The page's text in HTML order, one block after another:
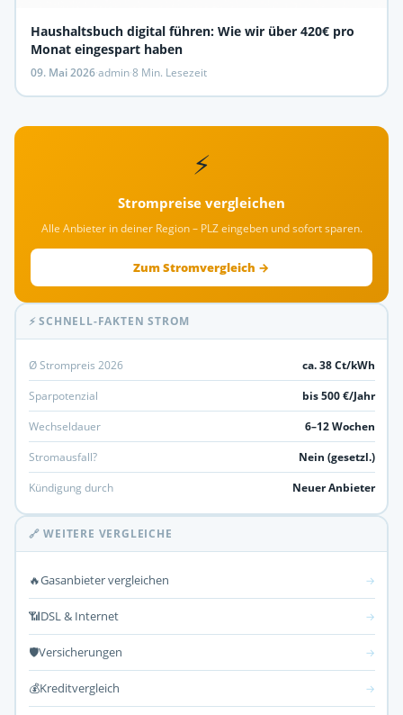
Haushaltsbuch digital führen: Wie wir über 420€ pro
Monat eingespart haben
09. Mai 2026·admin·8 Min. Lesezeit
⚡
Strompreise vergleichen
Alle Anbieter in deiner Region – PLZ eingeben und sofort sparen.
Zum Stromvergleich →
⚡ SCHNELL-FAKTEN STROM
Ø Strompreis 2026
ca. 38 Ct/kWh
Sparpotenzial
bis 500 €/Jahr
Wechseldauer
6–12 Wochen
Stromausfall?
Nein (gesetzl.)
Kündigung durch
Neuer Anbieter
🔗 WEITERE VERGLEICHE
🔥Gasanbieter vergleichen →
📶DSL & Internet →
🛡️Versicherungen →
💰Kreditvergleich →